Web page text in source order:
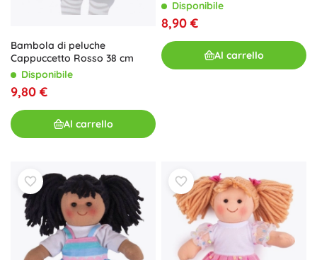
Bambola di peluche
Cappuccetto Rosso 38 cm
Disponibile
9,80 €
Al carrello
Disponibile
8,90 €
Al carrello